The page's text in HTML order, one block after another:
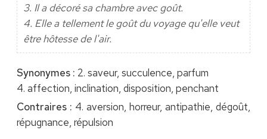
3. Il a décoré sa chambre avec goût.
4. Elle a tellement le goût du voyage qu'elle veut
être hôtesse de l'air.
Synonymes : 2. saveur, succulence, parfum
4. affection, inclination, disposition, penchant
Contraires : 4. aversion, horreur, antipathie, dégoût,
répugnance, répulsion